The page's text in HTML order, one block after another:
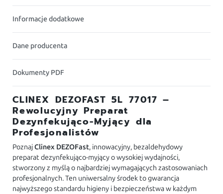
Informacje dodatkowe
Dane producenta
Dokumenty PDF
CLINEX DEZOFAST 5L 77017 –
Rewolucyjny Preparat
Dezynfekująco-Myjący dla
Profesjonalistów
PoznajClinex DEZOFast, innowacyjny, bezaldehydowy
preparat dezynfekująco-myjący o wysokiej wydajności,
stworzony z myślą o najbardziej wymagających zastosowaniach
profesjonalnych. Ten uniwersalny środek to gwarancja
najwyższego standardu higieny i bezpieczeństwa w każdym